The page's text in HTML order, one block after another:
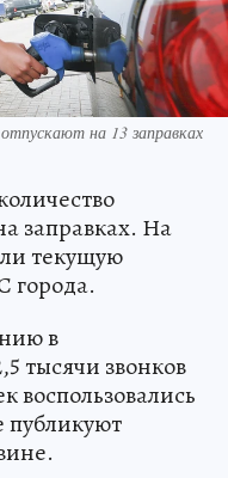
на 13 заправках
заправках. На
текущую
города.
в
тысячи звонков
воспользовались
публикуют